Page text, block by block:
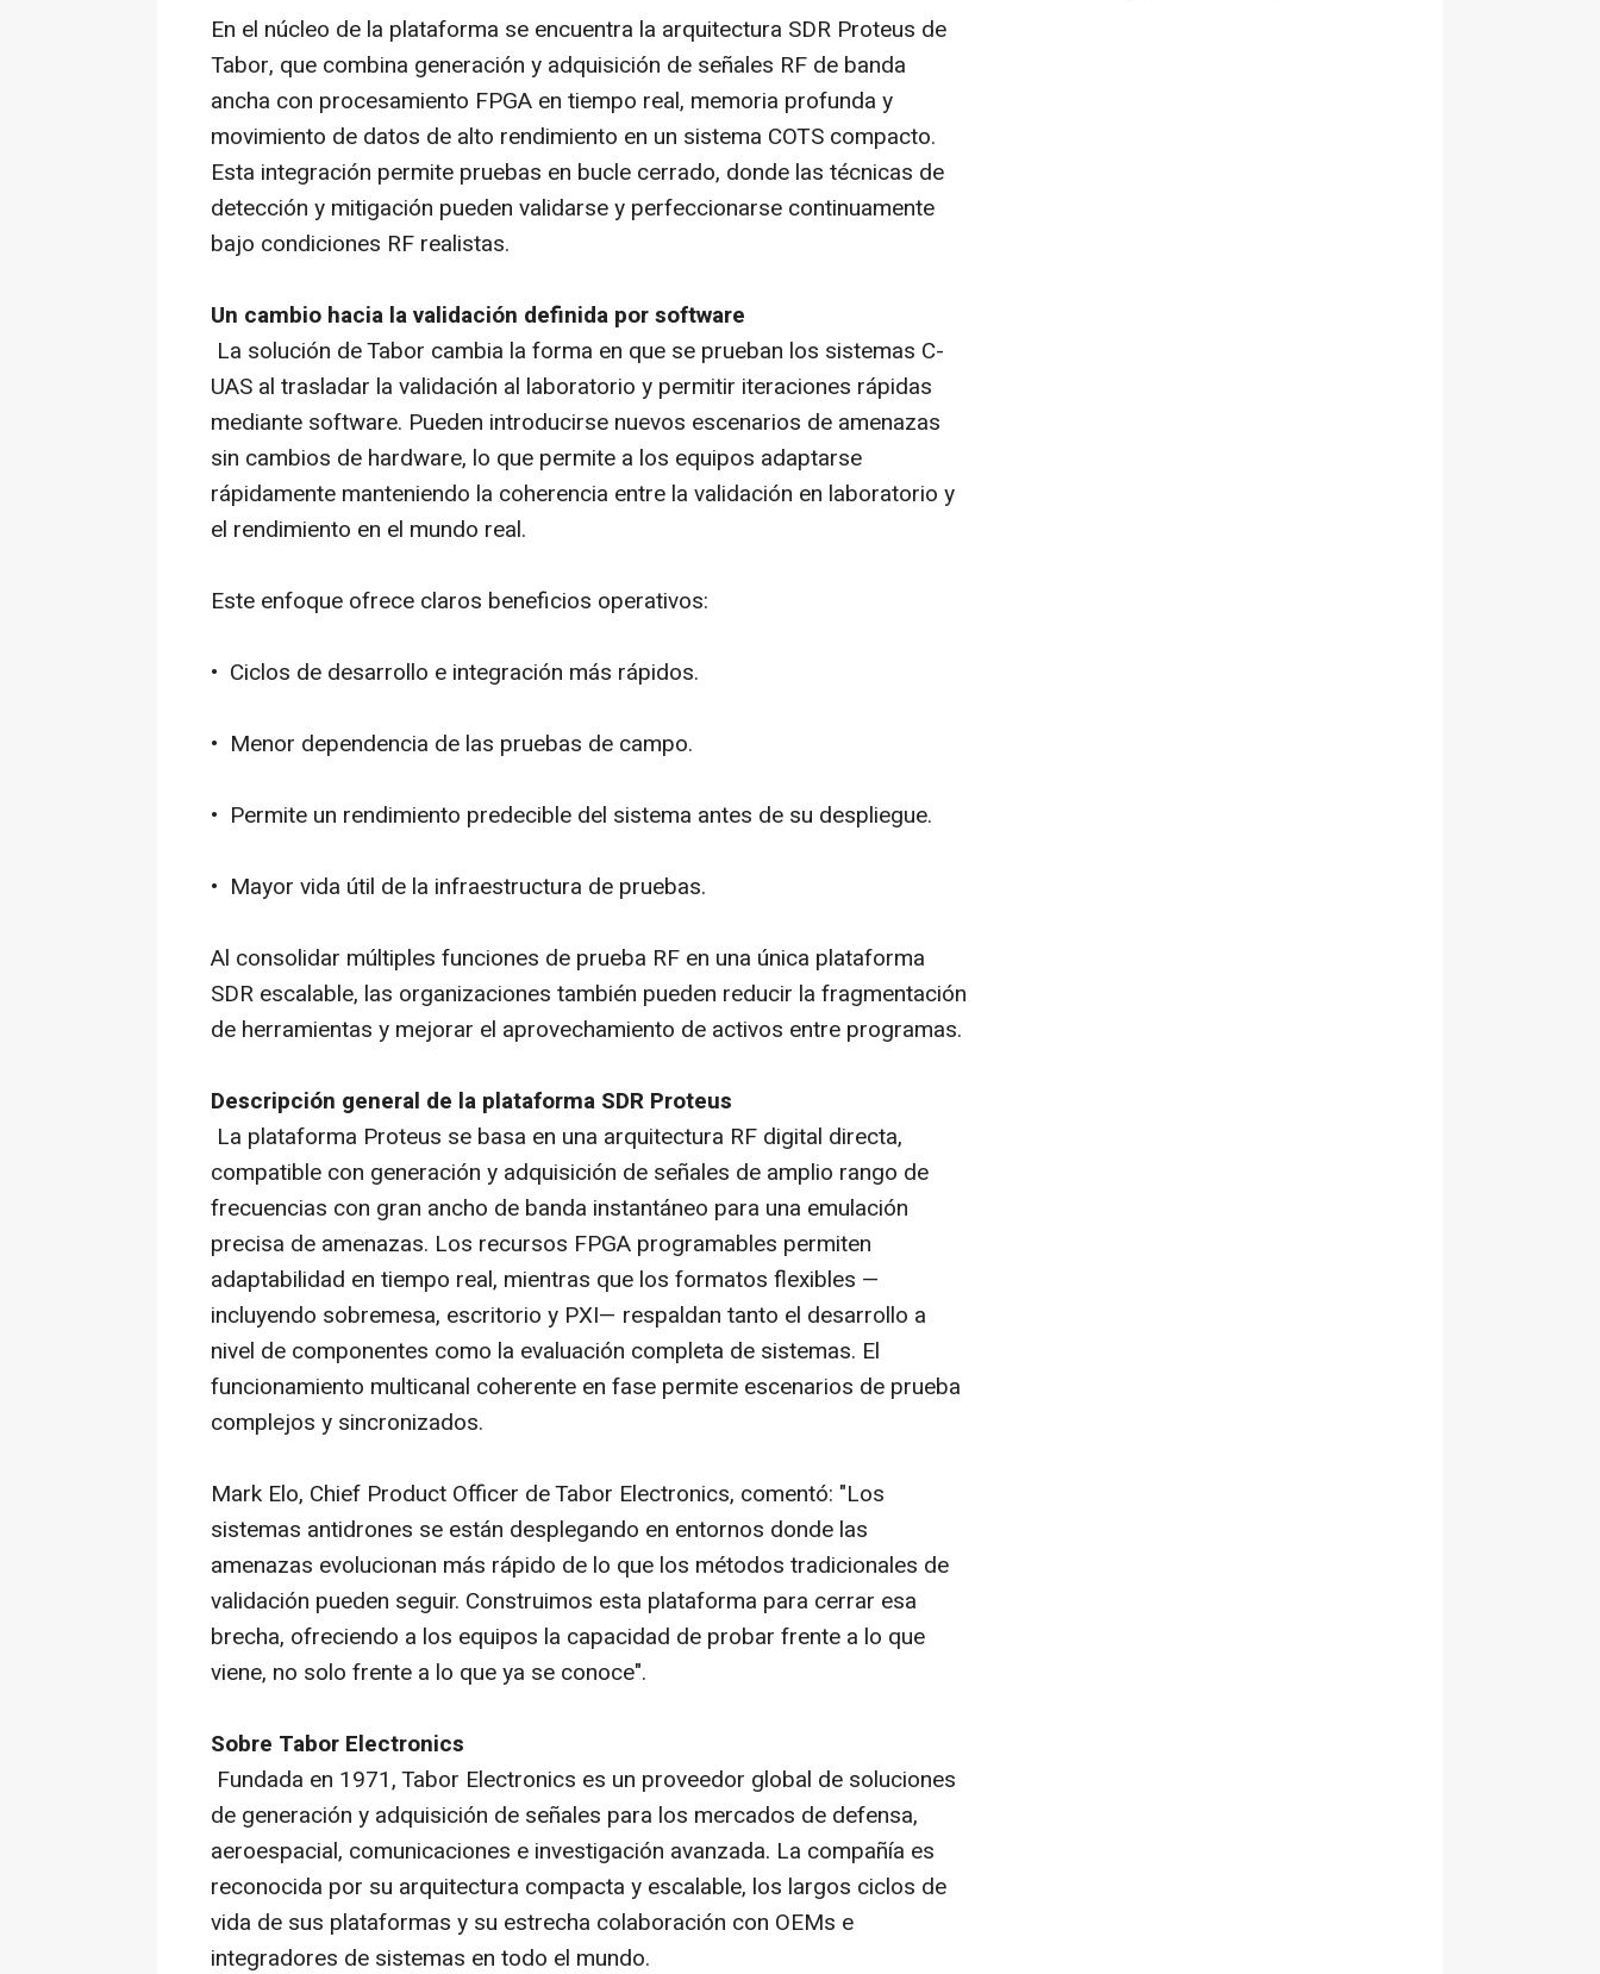
En el núcleo de la plataforma se encuentra la arquitectura SDR Proteus de
Tabor, que combina generación y adquisición de señales RF de banda
ancha con procesamiento FPGA en tiempo real, memoria profunda y
movimiento de datos de alto rendimiento en un sistema COTS compacto.
Esta integración permite pruebas en bucle cerrado, donde las técnicas de
detección y mitigación pueden validarse y perfeccionarse continuamente
bajo condiciones RF realistas.
Un cambio hacia la validación definida porsoftware
La solución de Tabor cambia la forma en que se prueban los sistemas C-
UAS al trasladar la validación al laboratorio y permitir iteraciones rápidas
mediante software. Pueden introducirse nuevos escenarios de amenazas
sin cambios de hardware, lo que permite a los equipos adaptarse
rápidamente manteniendo la coherencia entre la validación en laboratorio y
el rendimiento en el mundo real.
Este enfoque ofrece claros beneficios operativos:
• Ciclos de desarrollo e integración más rápidos.
• Menor dependencia de las pruebas de campo.
• Permite un rendimiento predecible del sistema antes de su despliegue.
• Mayor vida útil de la infraestructura de pruebas.
Al consolidar múltiples funciones de prueba RF en una única plataforma
SDR escalable, las organizaciones también pueden reducir la fragmentación
de herramientas y mejorar el aprovechamiento de activos entre programas.
Descripción general de la plataforma SDR Proteus
La plataforma Proteus se basa en una arquitectura RF digital directa,
compatible con generación y adquisición de señales de amplio rango de
frecuencias con gran ancho de banda instantáneo para una emulación
precisa de amenazas. Los recursos FPGA programables permiten
adaptabilidad en tiempo real, mientras que los formatos flexibles —
incluyendo sobremesa, escritorio y PXI— respaldan tanto el desarrollo a
nivel de componentes como la evaluación completa de sistemas. El
funcionamiento multicanal coherente en fase permite escenarios de prueba
complejos y sincronizados.
Mark Elo, Chief Product Officer de Tabor Electronics, comentó: "Los
sistemas antidrones se están desplegando en entornos donde las
amenazas evolucionan más rápido de lo que los métodos tradicionales de
validación pueden seguir. Construimos esta plataforma para cerrar esa
brecha, ofreciendo a los equipos la capacidad de probar frente a lo que
viene, no solo frente a lo que ya se conoce".
Sobre Tabor Electronics
Fundada en 1971, Tabor Electronics es un proveedor global de soluciones
de generación y adquisición de señales para los mercados de defensa,
aeroespacial, comunicaciones e investigación avanzada. La compañía es
reconocida por su arquitectura compacta y escalable, los largos ciclos de
vida de sus plataformas y su estrecha colaboración con OEMs e
integradores de sistemas en todo el mundo.